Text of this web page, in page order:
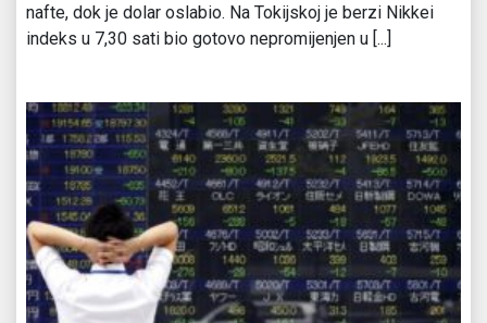
nafte, dok je dolar oslabio. Na Tokijskoj je berzi Nikkei
indeks u 7,30 sati bio gotovo nepromijenjen u [...]